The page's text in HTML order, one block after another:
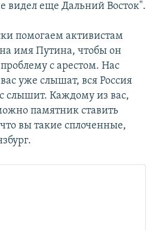
видел еще Дальний Восток".
помогаем активистам
имя Путина, чтобы он
с арестом. Нас
уже слышат, вся Россия
слышит. Каждому из вас,
памятник ставить
вы такие сплоченные,